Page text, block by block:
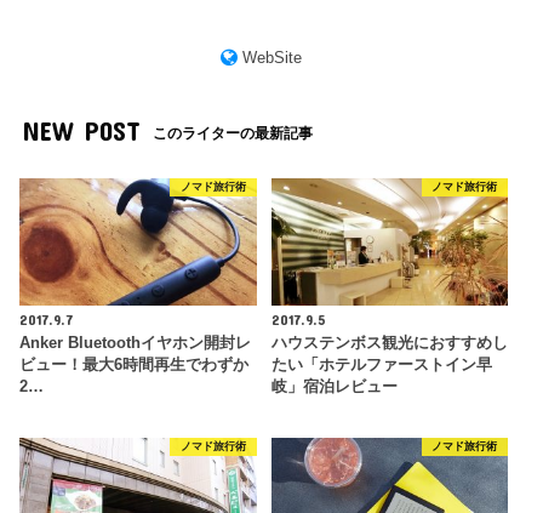
WebSite
NEW POST このライターの最新記事
ノマド旅行術
2017.9.7
Anker Bluetoothイヤホン開封レ
ビュー！最大6時間再生でわずか
2…
ノマド旅行術
2017.9.5
ハウステンボス観光におすすめし
たい「ホテルファーストイン早
岐」宿泊レビュー
ノマド旅行術 ノマド旅行術